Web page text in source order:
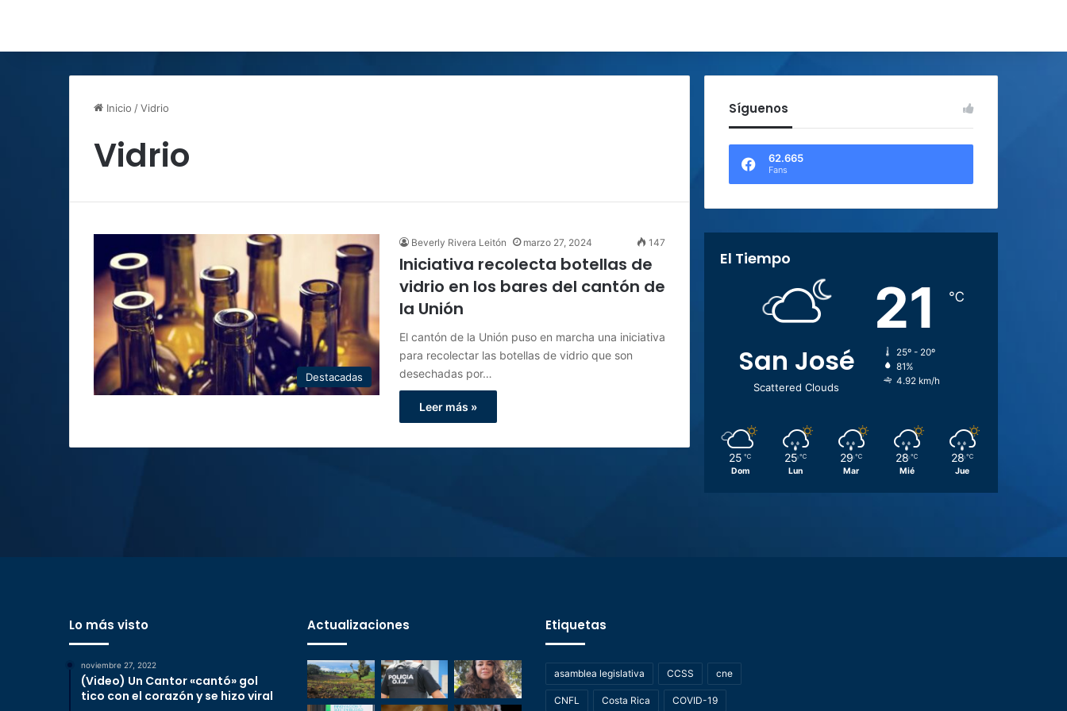
Inicio /Vidrio
Vidrio
Destacadas
Beverly Rivera Leitón marzo 27, 2024 147
Iniciativa recolecta botellas de
vidrio en los bares del cantón de
la Unión
El cantón de la Unión puso en marcha una iniciativa
para recolectar las botellas de vidrio que son
desechadas por…
Leer más »
Síguenos
62.665
Fans
El Tiempo
San José
Scattered Clouds
21 ℃
25º - 20º
81%
4.92 km/h
25 ℃
Dom
25 ℃
Lun
29 ℃
Mar
28 ℃
Mié
28 ℃
Jue
Lo más visto
noviembre 27, 2022
(Video) Un Cantor «cantó» gol
tico con el corazón y se hizo viral
Actualizaciones Etiquetas
asamblea legislativa CCSS cne
CNFL Costa Rica COVID-19